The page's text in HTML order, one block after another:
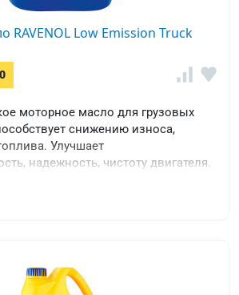
RAVENOL Low Emission Truck
моторное масло для грузовых
снижению износа,
Улучшает
надежность, чистоту двигателя.